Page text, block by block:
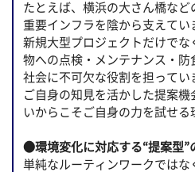
たとえば、横浜の大さん橋な
重要インフラを陰から支えてい
新規大型プロジェクトだけで
物への点検・メンテナンス・防
社会に不可欠な役割を担ってい
ご自身の知見を活かした提案
いからこそご自身の力を試せる
●環境変化に対応する“提案型”
単純なルーティンワークでは